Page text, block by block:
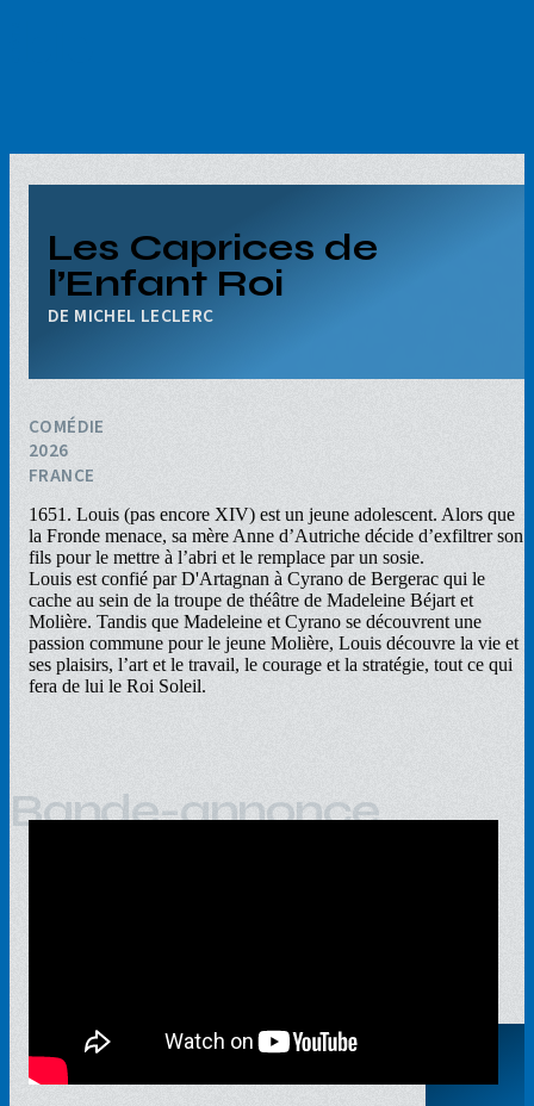
Les Caprices de
l’Enfant Roi
MICHEL LECLERC
COMÉDIE
2026
FRANCE
1651. Louis (pas encore XIV) est un jeune adolescent. Alors que
la Fronde menace, sa mère Anne d’Autriche décide d’exfiltrer son
fils pour le mettre à l’abri et le remplace par un sosie.
Louis est confié par D'Artagnan à Cyrano de Bergerac qui le
cache au sein de la troupe de théâtre de Madeleine Béjart et
Molière. Tandis que Madeleine et Cyrano se découvrent une
passion commune pour le jeune Molière, Louis découvre la vie et
ses plaisirs, l’art et le travail, le courage et la stratégie, tout ce qui
fera de lui le Roi Soleil.
Bande-annonce